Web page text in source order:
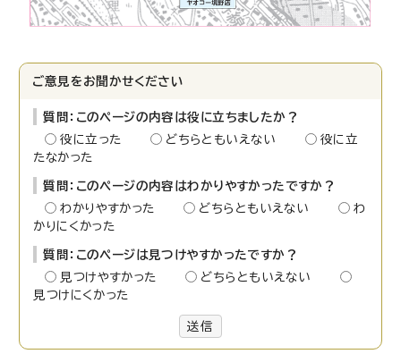
ご意見をお聞かせください
質問：このページの内容は役に立ちましたか？
役に立った
どちらともいえない
役に立
たなかった
質問：このページの内容はわかりやすかったですか？
わかりやすかった
どちらともいえない
わ
かりにくかった
質問：このページは見つけやすかったですか？
見つけやすかった
どちらともいえない
見つけにくかった
送信